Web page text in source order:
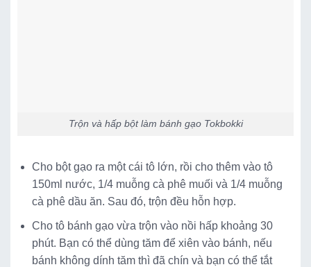
Trộn và hấp bột làm bánh gạo Tokbokki
Cho bột gạo ra một cái tô lớn, rồi cho thêm vào tô
150ml nước, 1/4 muỗng cà phê muối và 1/4 muỗng
cà phê dầu ăn. Sau đó, trộn đều hỗn hợp.
Cho tô bánh gạo vừa trộn vào nồi hấp khoảng 30
phút. Bạn có thể dùng tăm để xiên vào bánh, nếu
bánh không dính tăm thì đã chín và bạn có thể tắt